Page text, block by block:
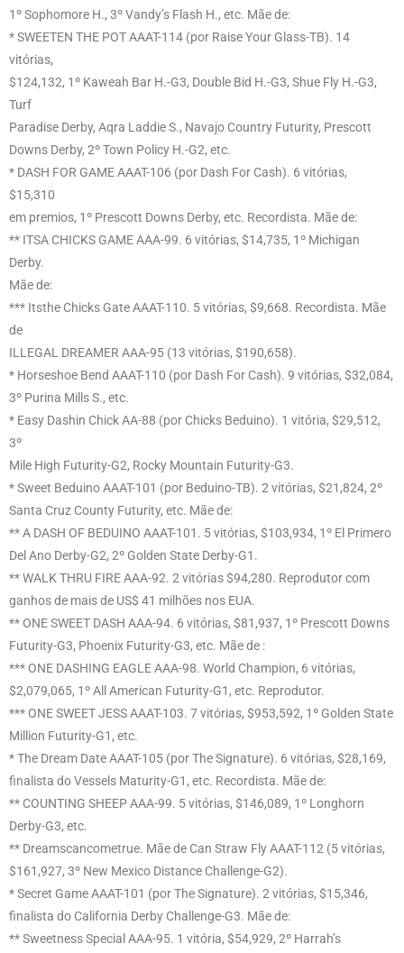
1º Sophomore H., 3º Vandy’s Flash H., etc. Mãe de:
* SWEETEN THE POT AAAT-114 (por Raise Your Glass-TB). 14
vitórias,
$124,132, 1º Kaweah Bar H.-G3, Double Bid H.-G3, Shue Fly H.-G3,
Turf
Paradise Derby, Aqra Laddie S., Navajo Country Futurity, Prescott
Downs Derby, 2º Town Policy H.-G2, etc.
* DASH FOR GAME AAAT-106 (por Dash For Cash). 6 vitórias,
$15,310
em premios, 1º Prescott Downs Derby, etc. Recordista. Mãe de:
** ITSA CHICKS GAME AAA-99. 6 vitórias, $14,735, 1º Michigan
Derby.
Mãe de:
*** Itsthe Chicks Gate AAAT-110. 5 vitórias, $9,668. Recordista. Mãe
de
ILLEGAL DREAMER AAA-95 (13 vitórias, $190,658).
* Horseshoe Bend AAAT-110 (por Dash For Cash). 9 vitórias, $32,084,
3º Purina Mills S., etc.
* Easy Dashin Chick AA-88 (por Chicks Beduino). 1 vitória, $29,512,
3º
Mile High Futurity-G2, Rocky Mountain Futurity-G3.
* Sweet Beduino AAAT-101 (por Beduino-TB). 2 vitórias, $21,824, 2º
Santa Cruz County Futurity, etc. Mãe de:
** A DASH OF BEDUINO AAAT-101. 5 vitórias, $103,934, 1º El Primero
Del Ano Derby-G2, 2º Golden State Derby-G1.
** WALK THRU FIRE AAA-92. 2 vitórias $94,280. Reprodutor com
ganhos de mais de US$ 41 milhões nos EUA.
** ONE SWEET DASH AAA-94. 6 vitórias, $81,937, 1º Prescott Downs
Futurity-G3, Phoenix Futurity-G3, etc. Mãe de :
*** ONE DASHING EAGLE AAA-98. World Champion, 6 vitórias,
$2,079,065, 1º All American Futurity-G1, etc. Reprodutor.
*** ONE SWEET JESS AAAT-103. 7 vitórias, $953,592, 1º Golden State
Million Futurity-G1, etc.
* The Dream Date AAAT-105 (por The Signature). 6 vitórias, $28,169,
finalista do Vessels Maturity-G1, etc. Recordista. Mãe de:
** COUNTING SHEEP AAA-99. 5 vitórias, $146,089, 1º Longhorn
Derby-G3, etc.
** Dreamscancometrue. Mãe de Can Straw Fly AAAT-112 (5 vitórias,
$161,927, 3º New Mexico Distance Challenge-G2).
* Secret Game AAAT-101 (por The Signature). 2 vitórias, $15,346,
finalista do California Derby Challenge-G3. Mãe de:
** Sweetness Special AAA-95. 1 vitória, $54,929, 2º Harrah’s